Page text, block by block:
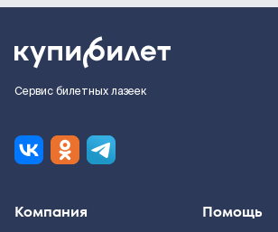
Сервис билетных лазеек
Компания Помощь